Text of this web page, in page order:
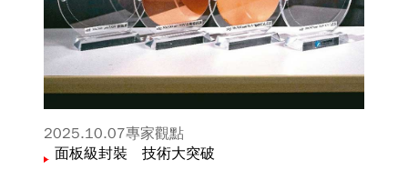
2025.10.07專家觀點
面板級封裝 技術大突破